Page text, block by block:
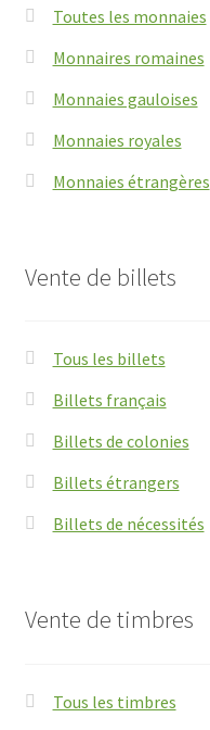
Toutes les monnaies
Monnaires romaines
Monnaies gauloises
Monnaies royales
Monnaies étrangères
Vente de billets
Tous les billets
Billets français
Billets de colonies
Billets étrangers
Billets de nécessités
Vente de timbres
Tous les timbres